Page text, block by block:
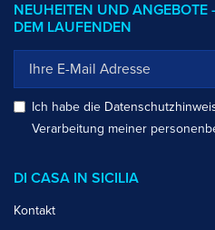
NEUHEITEN UND ANGEBOTE
DEM LAUFENDEN
Ich habe die
Verarbeitung meiner
DI CASA IN SICILIA
Kontakt